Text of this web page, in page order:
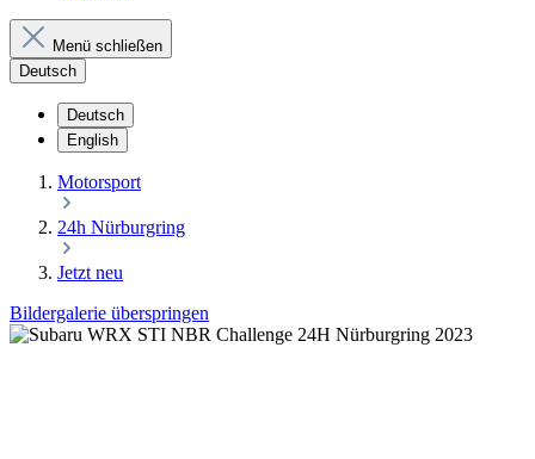
Menü schließen
Deutsch
Deutsch
English
Motorsport
24h Nürburgring
Jetzt neu
Bildergalerie überspringen